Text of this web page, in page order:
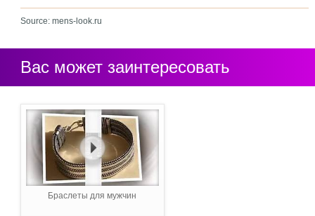
Source: mens-look.ru
Вас может заинтересовать
Браслеты для мужчин